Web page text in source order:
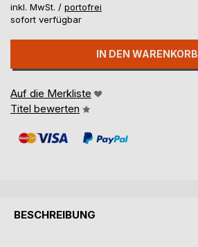
inkl. MwSt. / portofrei
sofort verfügbar
IN DEN WARENKORB
Auf die Merkliste
Titel bewerten
BESCHREIBUNG